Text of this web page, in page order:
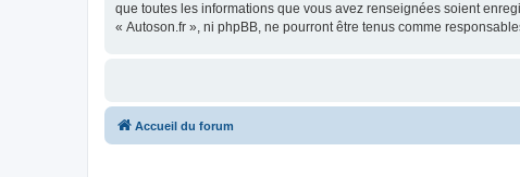
que toutes les informations que vous avez renseignées soient
« Autoson.fr », ni phpBB, ne pourront être tenus comme
Accueil du forum